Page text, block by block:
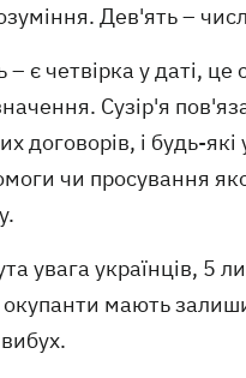
Дев'ять –
є четвірка у даті,
Сузір'я
договорів, і будь-
чи просування
увага українців, 5
мають